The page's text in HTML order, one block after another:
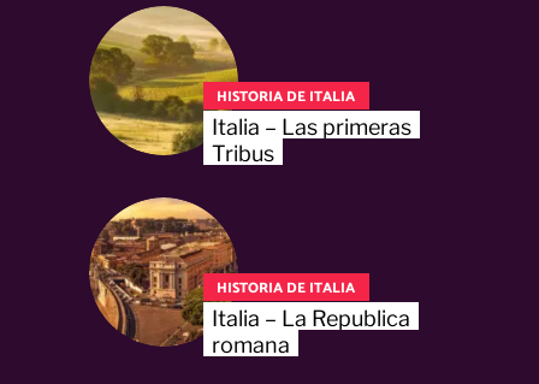
HISTORIA DE ITALIA
Italia – Las primeras
Tribus
HISTORIA DE ITALIA
Italia – La Republica
romana